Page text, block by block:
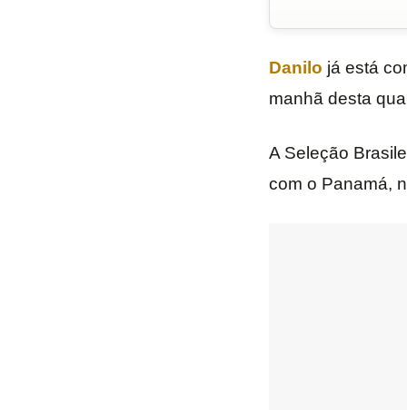
Danilo já está
manhã desta
A Seleção
com o Panamá,